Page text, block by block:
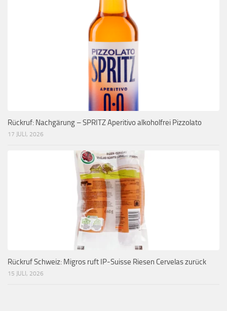
Rückruf: Nachgärung – SPRITZ Aperitivo alkoholfrei Pizzolato
17 JULI, 2026
Rückruf Schweiz: Migros ruft IP-Suisse Riesen Cervelas zurück
15 JULI, 2026